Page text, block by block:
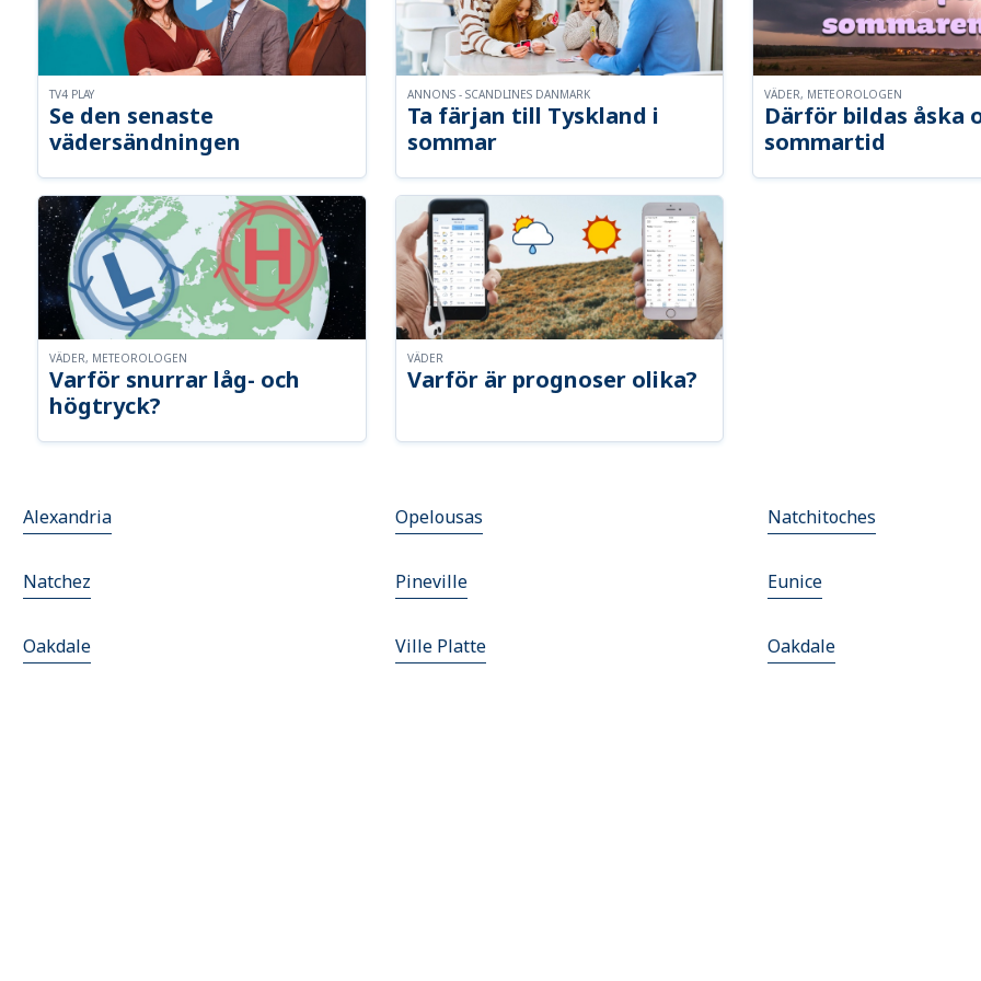
Se den senaste
vädersändningen
TV4 PLAY
Ta färjan till Tyskland i
sommar
ANNONS - SCANDLINES DANMARK
Därför bildas åska
sommartid
VÄDER, METEOROLOGEN
Varför snurrar låg- och
högtryck?
VÄDER, METEOROLOGEN
Varför är prognoser olika?
VÄDER
Alexandria Opelousas Natchitoches
Natchez Pineville Eunice
Oakdale Ville Platte Oakdale